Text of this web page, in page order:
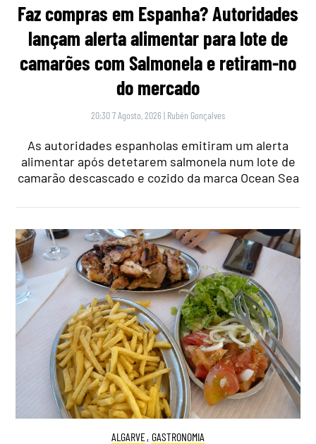
Faz compras em Espanha? Autoridades
lançam alerta alimentar para lote de
camarões com Salmonela e retiram-no
do mercado
20:30 7 Agosto, 2026 | Rubén Gonçalves
As autoridades espanholas emitiram um alerta
alimentar após detetarem salmonela num lote de
camarão descascado e cozido da marca Ocean Sea
ALGARVE, GASTRONOMIA